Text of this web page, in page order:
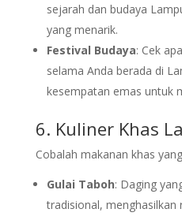
sejarah dan budaya
yang menarik.
Festival Budaya: Cek
selama Anda berada di
kesempatan emas untuk
6. Kuliner Khas
Cobalah makanan khas
Gulai Taboh: Daging
tradisional, menghasilkan